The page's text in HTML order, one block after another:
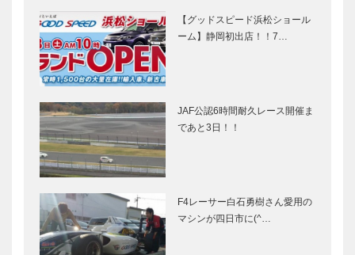
【グッドスピード浜松ショール
ーム】静岡初出店！！7…
JAF公認6時間耐久レース開催ま
であと3日！！
F4レーサー白石勇樹さん愛用の
マシンが四日市に(^…